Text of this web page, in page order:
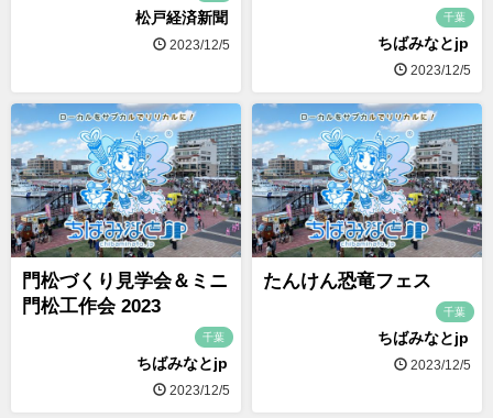
松戸経済新聞
2023/12/5
千葉
ちばみなとjp
2023/12/5
門松づくり見学会＆ミニ
門松工作会 2023
千葉
ちばみなとjp
2023/12/5
たんけん恐竜フェス
千葉
ちばみなとjp
2023/12/5